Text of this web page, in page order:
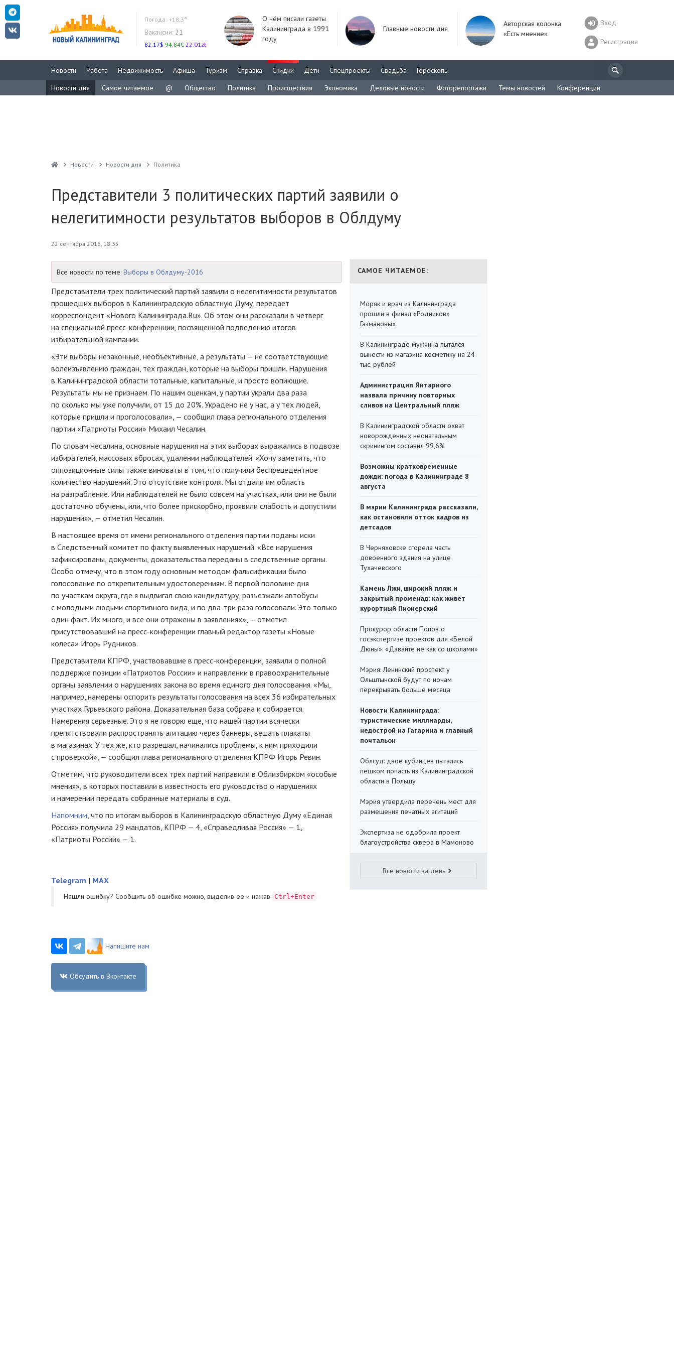
Погода: +18.3°
Вакансии: 21
82.17$ 94.84€ 22.01zł
О чём писали газеты
Калининграда в 1991
году
Главные новости дня
Авторская колонка
«Есть мнение»
Вход
Регистрация
Новости Работа Недвижимость Афиша Туризм Справка Скидки Дети Спецпроекты Свадьба
Гороскопы
Новости дня
Самое читаемое @ Общество Политика Происшествия Экономика Деловые новости Фоторепортажи Темы новостей Конференции
Новости Новости дня Политика
Представители 3 политических партий заявили о
нелегитимности результатов выборов в Облдуму
22 сентября 2016, 18:35
Все новости по теме: Выборы в Облдуму-2016
Представители трех политический партий заявили о нелегитимности результатов
прошедших выборов в Калининградскую областную Думу, передает
корреспондент «Нового Калининграда.Ru». Об этом они рассказали в четверг
на специальной пресс-конференции, посвященной подведению итогов
избирательной кампании.
«Эти выборы незаконные, необъективные, а результаты — не соответствующие
волеизъявлению граждан, тех граждан, которые на выборы пришли. Нарушения
в Калининградской области тотальные, капитальные, и просто вопиющие.
Результаты мы не признаем. По нашим оценкам, у партии украли два раза
по сколько мы уже получили, от 15 до 20%. Украдено не у нас, а у тех людей,
которые пришли и проголосовали», — сообщил глава регионального отделения
партии «Патриоты России» Михаил Чесалин.
По словам Чесалина, основные нарушения на этих выборах выражались в подвозе
избирателей, массовых вбросах, удалении наблюдателей. «Хочу заметить, что
оппозиционные силы также виноваты в том, что получили беспрецедентное
количество нарушений. Это отсутствие контроля. Мы отдали им область
на разграбление. Или наблюдателей не было совсем на участках, или они не были
достаточно обучены, или, что более прискорбно, проявили слабость и допустили
нарушения», — отметил Чесалин.
В настоящее время от имени регионального отделения партии поданы иски
в Следственный комитет по факту выявленных нарушений. «Все нарушения
зафиксированы, документы, доказательства переданы в следственные органы.
Особо отмечу, что в этом году основным методом фальсификации было
голосование по открепительным удостоверениям. В первой половине дня
по участкам округа, где я выдвигал свою кандидатуру, разъезжали автобусы
с молодыми людьми спортивного вида, и по два-три раза голосовали. Это только
один факт. Их много, и все они отражены в заявлениях», — отметил
присутствовавший на пресс-конференции главный редактор газеты «Новые
колеса» Игорь Рудников.
Представители КПРФ, участвовавшие в пресс-конференции, заявили о полной
поддержке позиции «Патриотов России» и направлении в правоохранительные
органы заявлении о нарушениях закона во время единого дня голосования. «Мы,
например, намерены оспорить результаты голосования на всех 36 избирательных
участках Гурьевского района. Доказательная база собрана и собирается.
Намерения серьезные. Это я не говорю еще, что нашей партии всячески
препятствовали распространять агитацию через баннеры, вешать плакаты
в магазинах. У тех же, кто разрешал, начинались проблемы, к ним приходили
с проверкой», — сообщил глава регионального отделения КПРФ Игорь Ревин.
Отметим, что руководители всех трех партий направили в Облизбирком «особые
мнения», в которых поставили в известность его руководство о нарушениях
и намерении передать собранные материалы в суд.
Напомним, что по итогам выборов в Калининградскую областную Думу «Единая
Россия» получила 29 мандатов, КПРФ — 4, «Справедливая Россия» — 1,
«Патриоты России» — 1.
Telegram | MAX
Нашли ошибку? Cообщить об ошибке можно, выделив ее и нажав Ctrl+Enter
Напишите нам
Обсудить в Вконтакте
САМОЕ ЧИТАЕМОЕ:
Моряк и врач из Калининграда
прошли в финал «Родников»
Газмановых
В Калининграде мужчина пытался
вынести из магазина косметику на 24
тыс. рублей
Администрация Янтарного
назвала причину повторных
сливов на Центральный пляж
В Калининградской области охват
новорожденных неонатальным
скринингом составил 99,6%
Возможны кратковременные
дожди: погода в Калининграде 8
августа
В мэрии Калининграда рассказали,
как остановили отток кадров из
детсадов
В Черняховске сгорела часть
довоенного здания на улице
Тухачевского
Камень Лжи, широкий пляж и
закрытый променад: как живет
курортный Пионерский
Прокурор области Попов о
госэкспертизе проектов для «Белой
Дюны»: «Давайте не как со школами»
Мэрия: Ленинский проспект у
Ольштынской будут по ночам
перекрывать больше месяца
Новости Калининграда:
туристические миллиарды,
недострой на Гагарина и главный
почтальон
Облсуд: двое кубинцев пытались
пешком попасть из Калининградской
области в Польшу
Мэрия утвердила перечень мест для
размещения печатных агитаций
Экспертиза не одобрила проект
благоустройства сквера в Мамоново
Все новости за день